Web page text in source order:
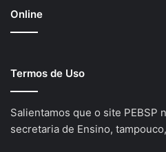
Online
Termos de Uso
Salientamos que o site PEBSP
secretaria de Ensino,